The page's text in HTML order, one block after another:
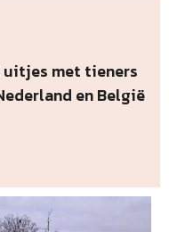
uitjes met tieners
en België